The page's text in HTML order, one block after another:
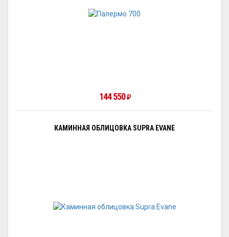
144 550₽
КАМИННАЯ ОБЛИЦОВКА SUPRA EVANE